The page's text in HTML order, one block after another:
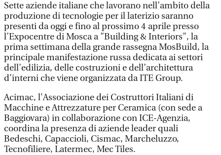
Sette aziende italiane che lavorano nell’ambito della
produzione di tecnologie per il laterizio saranno
presenti da oggi e fino al prossimo 4 aprile presso
l’Expocentre di Mosca a "Building & Interiors", la
prima settimana della grande rassegna MosBuild, la
principale manifestazione russa dedicata ai settori
dell’edilizia, delle costruzioni e dell’architettura
d’interni che viene organizzata da ITE Group.
Acimac, l'Associazione dei Costruttori Italiani di
Macchine e Attrezzature per Ceramica (con sede a
Baggiovara) in collaborazione con ICE-Agenzia,
coordina la presenza di aziende leader quali
Bedeschi, Capaccioli, Cismac, Marcheluzzo,
Tecnofiliere, Latermec, Mec Tiles.